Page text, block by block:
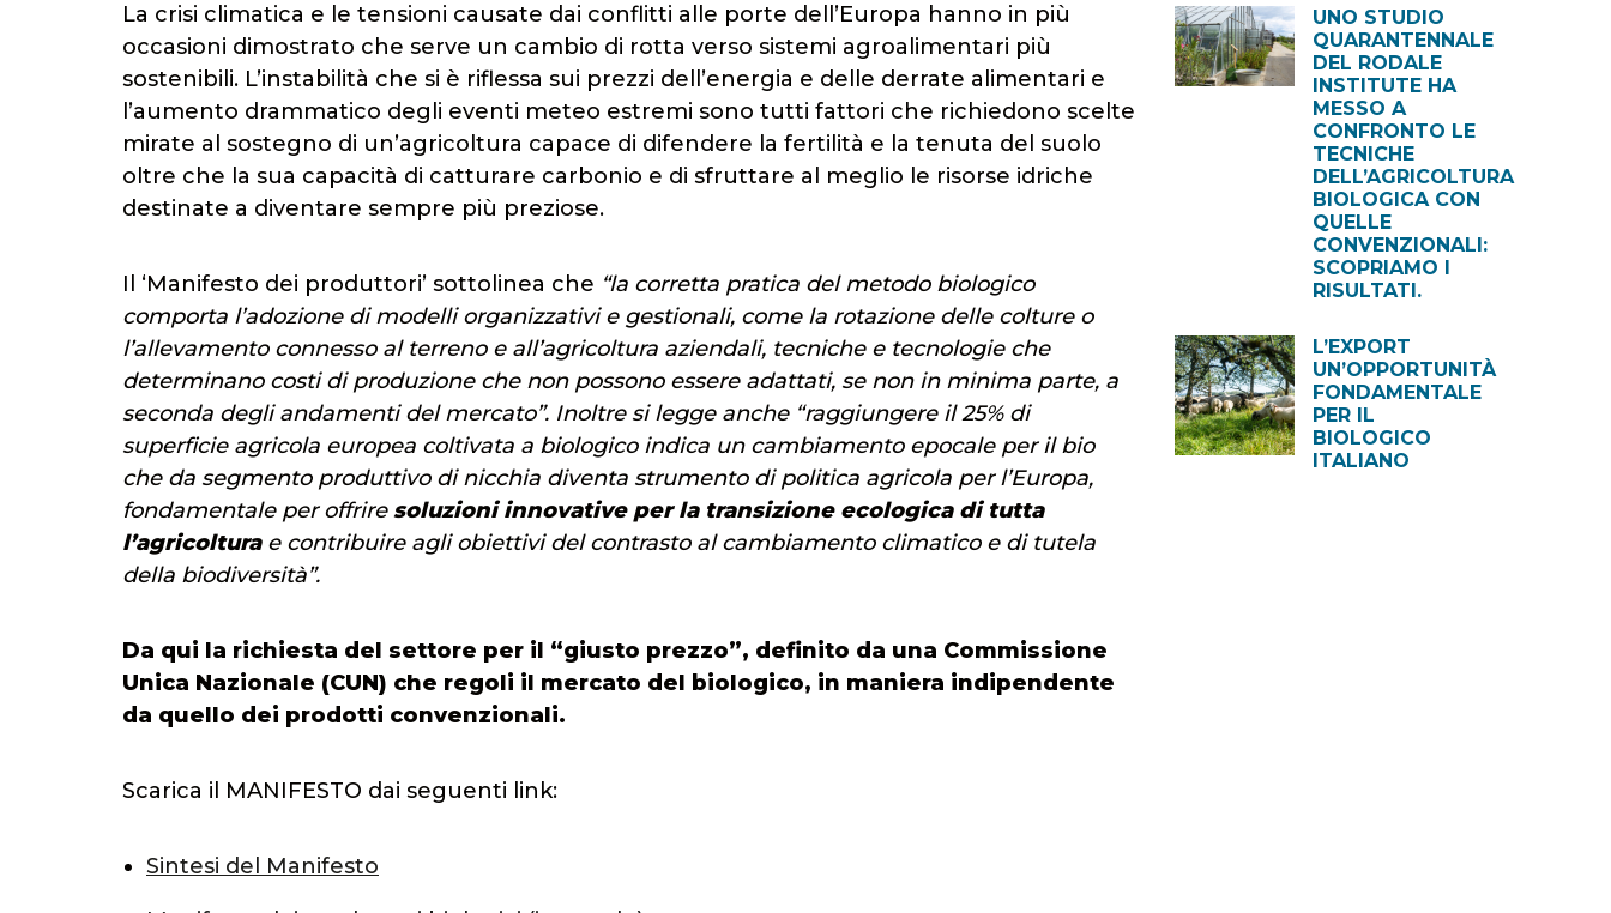
La crisi climatica e le tensioni causate dai conflitti alle porte dell’Europa hanno in più
occasioni dimostrato che serve un cambio di rotta verso sistemi agroalimentari più
sostenibili. L’instabilità che si è riflessa sui prezzi dell’energia e delle derrate alimentari e
l’aumento drammatico degli eventi meteo estremi sono tutti fattori che richiedono scelte
mirate al sostegno di un’agricoltura capace di difendere la fertilità e la tenuta del suolo
oltre che la sua capacità di catturare carbonio e di sfruttare al meglio le risorse idriche
destinate a diventare sempre più preziose.
Il ‘Manifesto dei produttori’ sottolinea che “la corretta pratica del metodo biologico
comporta l’adozione di modelli organizzativi e gestionali, come la rotazione delle colture o
l’allevamento connesso al terreno e all’agricoltura aziendali, tecniche e tecnologie che
determinano costi di produzione che non possono essere adattati, se non in minima parte, a
seconda degli andamenti del mercato”. Inoltre si legge anche “raggiungere il 25% di
superficie agricola europea coltivata a biologico indica un cambiamento epocale per il bio
che da segmento produttivo di nicchia diventa strumento di politica agricola per l’Europa,
fondamentale per offriresoluzioni innovative per la transizione ecologica di tutta
l’agricoltura e contribuire agli obiettivi del contrasto al cambiamento climatico e di tutela
della biodiversità”.
Da qui la richiesta del settore per il “giusto prezzo”, definito da una Commissione
Unica Nazionale (CUN) che regoli il mercato del biologico, in maniera indipendente
da quello dei prodotti convenzionali.
Scarica il MANIFESTO dai seguenti link:
Sintesi del Manifesto
UNO STUDIO
QUARANTENNALE
DEL RODALE
INSTITUTE HA
MESSO A
CONFRONTO LE
TECNICHE
DELL’AGRICOLTURA
BIOLOGICA CON
QUELLE
CONVENZIONALI:
SCOPRIAMO I
RISULTATI.
L’EXPORT
UN’OPPORTUNITÀ
FONDAMENTALE
PER IL
BIOLOGICO
ITALIANO